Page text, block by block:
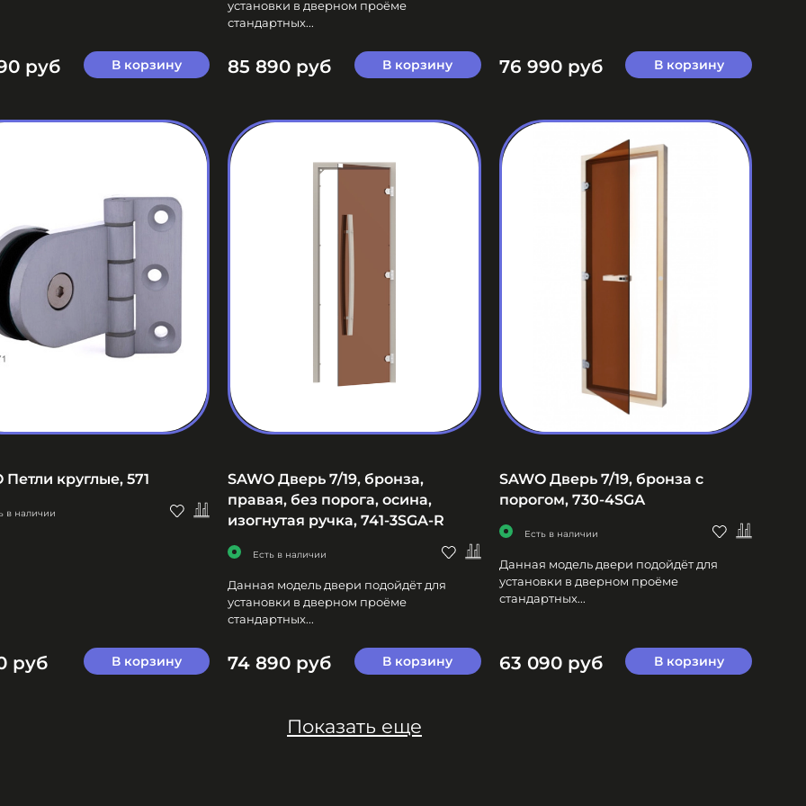
руб В корзину
установки в дверном проёме
стандартных...
85 890 руб В корзину 76 990 руб В корзину
Петли круглые, 571
в наличии
руб В корзину
SAWO Дверь 7/19, бронза,
правая, без порога, осина,
изогнутая ручка, 741-3SGA-R
Есть в наличии
Данная модель двери подойдёт для
установки в дверном проёме
стандартных...
74 890 руб В корзину
SAWO Дверь 7/19, бронза с
порогом, 730-4SGА
Есть в наличии
Данная модель двери подойдёт для
установки в дверном проёме
стандартных...
63 090 руб В корзину
Показать еще